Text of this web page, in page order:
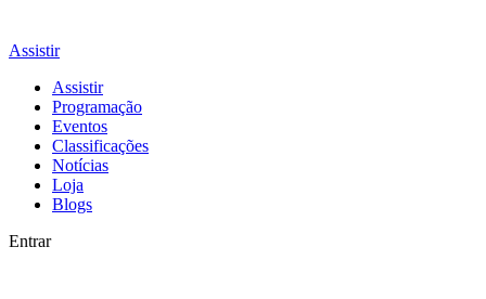
Assistir
Assistir
Programação
Eventos
Classificações
Notícias
Loja
Blogs
Entrar